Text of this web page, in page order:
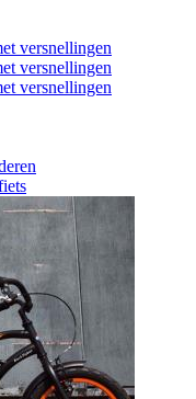
versnellingen
versnellingen
versnellingen